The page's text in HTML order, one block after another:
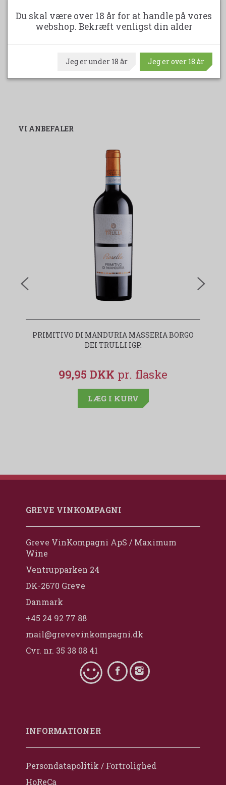
1.799,00 DKK
LÆG I KURV
VI ANBEFALER
PRIMITIVO DI MANDURIA MASSERIA BORGO
DEI TRULLI IGP.
99,95 DKK
LÆG I KURV
GREVE VINKOMPAGNI
Greve VinKompagni ApS / Maximum
Wine
Ventrupparken 24
DK-2670 Greve
Danmark
+45 24 92 77 88
mail@grevevinkompagni.dk
Cvr. nr. 35 38 08 41
INFORMATIONER
Persondatapolitik / Fortrolighed
HoReCa
Du skal være over 18 år for at handle på vores
webshop. Bekræft venligst din alder
Jeg er under 18 år Jeg er over 18 år